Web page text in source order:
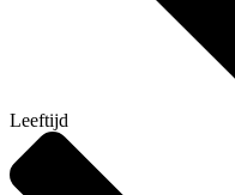
Leeftijd